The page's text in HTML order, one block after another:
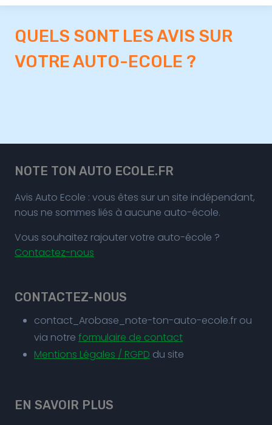
QUELS SONT LES AVIS SUR
VOTRE AUTO-ECOLE ?
NOTE TON AUTO ECOLE.FR
Avis Auto Ecole : vous êtes sur un site indépendant,
nous ne sommes liés à aucune auto-école.
Vous souhaitez rajouter votre auto-école ?
Contactez-nous
CONTACTEZ-NOUS
contact_Arobase_note-ton-auto-ecole.fr ou
via notre formulaire de contact
Mentions Légales / RGPD du site
EN SAVOIR PLUS